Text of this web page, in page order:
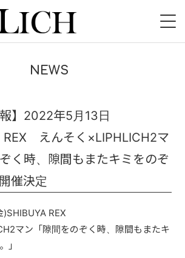
NEWS
報】2022年5月13日
REX えんそく×LIPHLICH2マ
く時、隙間もまたキミをのぞ
催決定
REX
マン「隙間をのぞく時、隙間もまたキ
」